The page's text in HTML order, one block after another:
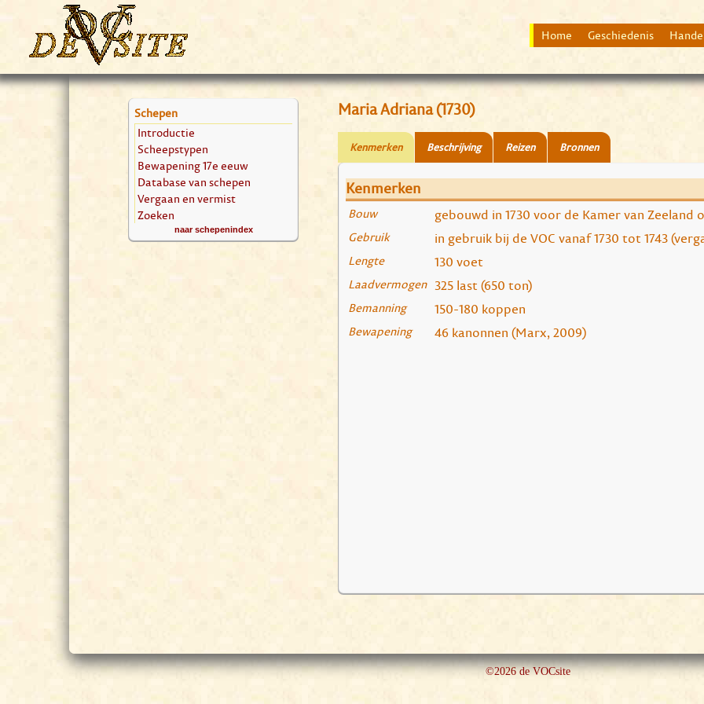
Home Geschiedenis
Schepen
Introductie
Scheepstypen
Bewapening 17e eeuw
Database van schepen
Vergaan en vermist
Zoeken
naar schepenindex
Maria Adriana (1730)
Kenmerken Beschrijving Reizen Bronnen
Kenmerken
Bouw gebouwd in 1730 voor de Kamer van
Gebruik in gebruik bij de VOC vanaf 1730 tot 1743
Lengte 130 voet
Laadvermogen 325 last (650 ton)
Bemanning 150-180 koppen
Bewapening 46 kanonnen (Marx, 2009)
©2026 de VOCsite